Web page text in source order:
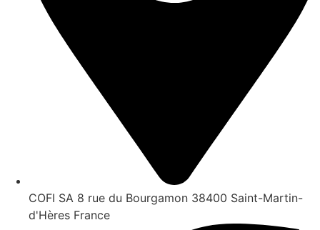
COFI SA 8 rue du Bourgamon 38400 Saint-Martin-
d'Hères France